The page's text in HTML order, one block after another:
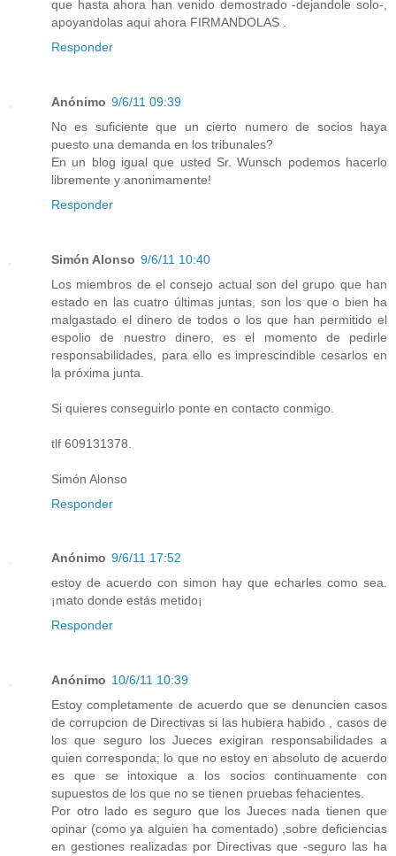
que hasta ahora han venido demostrado -dejandole solo-,
apoyandolas aqui ahora FIRMANDOLAS .
Responder
Anónimo 9/6/11 09:39
No es suficiente que un cierto numero de socios haya
puesto una demanda en los tribunales?
En un blog igual que usted Sr. Wunsch podemos hacerlo
libremente y anonimamente!
Responder
Simón Alonso 9/6/11 10:40
Los miembros de el consejo actual son del grupo que han
estado en las cuatro últimas juntas, son los que o bien ha
malgastado el dinero de todos o los que han permitido el
espolio de nuestro dinero, es el momento de pedirle
responsabilidades, para ello es imprescindible cesarlos en
la próxima junta.
Si quieres conseguirlo ponte en contacto conmigo.
tlf 609131378.
Simón Alonso
Responder
Anónimo 9/6/11 17:52
estoy de acuerdo con simon hay que echarles como sea.
¡mato donde estás metido¡
Responder
Anónimo 10/6/11 10:39
Estoy completamente de acuerdo que se denuncien casos
de corrupcion de Directivas si las hubiera habido , casos de
los que seguro los Jueces exigiran responsabilidades a
quien corresponda; lo que no estoy en absoluto de acuerdo
es que se intoxique a los socios continuamente con
supuestos de los que no se tienen pruebas fehacientes.
Por otro lado es seguro que los Jueces nada tienen que
opinar (como ya alguien ha comentado) ,sobre deficiencias
en gestiones realizadas por Directivas que -seguro las ha